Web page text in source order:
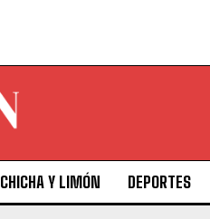
CHICHA Y LIMÓN DEPORTES